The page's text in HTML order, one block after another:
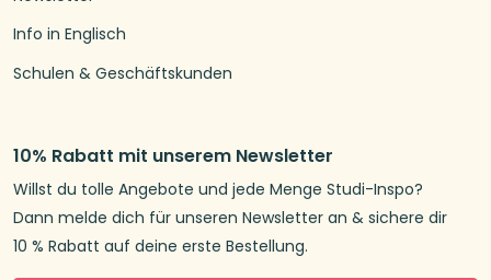
Info in Englisch
Schulen & Geschäftskunden
10% Rabatt mit unserem Newsletter
Willst du tolle Angebote und jede Menge Studi-Inspo?
Dann melde dich für unseren Newsletter an & sichere dir
10 % Rabatt auf deine erste Bestellung.